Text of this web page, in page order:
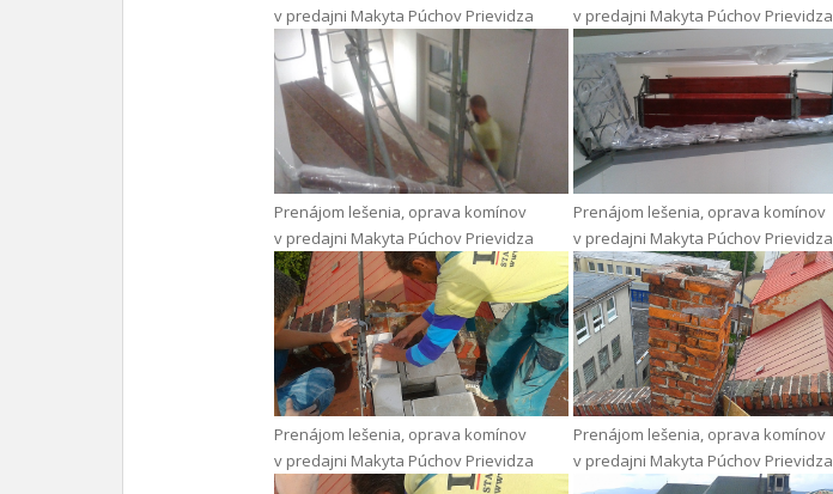
v predajni Makyta Púchov Prievidza
v predajni Makyta Púchov Prievidza
Prenájom lešenia, oprava komínov
v predajni Makyta Púchov Prievidza
Prenájom lešenia, oprava komínov
v predajni Makyta Púchov Prievidza
Prenájom lešenia, oprava komínov
v predajni Makyta Púchov Prievidza
Prenájom lešenia, oprava komínov
v predajni Makyta Púchov Prievidza